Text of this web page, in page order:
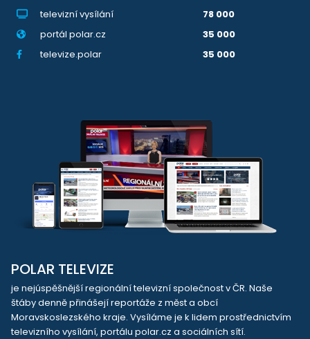
televizní vysílání
78 000
portál polar.cz
35 000
televize.polar
35 000
POLAR TELEVIZE
je nejúspěšnější regionální televizní společnost v ČR. Naše
štáby denně přinášejí reportáže z měst a obcí
Moravskoslezského kraje. Vysíláme je k lidem prostřednictvím
televizního vysílání, portálu polar.cz a sociálních sítí.